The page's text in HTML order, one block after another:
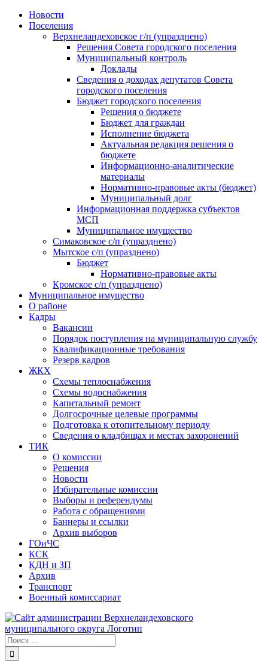
Skip
Новости
Поселения
Верхнеландеховское г/п (упразднено)
Решения Совета городского поселения
Муниципальный контроль
Доклады
Сведения о доходах депутатов Совета
городского поселения
Бюджет городского поселения
Решения о бюджете
Бюджет для граждан
Исполнение бюджета
Актуальная редакция решения о
бюджете
Информационно-аналитические
материалы
Нормативно-правовые акты (бюджет)
Муниципальный долг
Информационная поддержка субъектов
МСП
Муниципальное имущество
Симаковское с/п (упразднено)
Мытское с/п (упразднено)
Бюджет
Нормативно-правовые акты
Кромское с/п (упразднено)
Муниципальное имущество
О районе
Кадры
Вакансии
Порядок поступления на муниципальную службу
Квалификационные требования
Резерв кадров
ЖКХ
Схемы теплоснабжения
Схемы водоснабжения
Капитальный ремонт
Долгосрочные целевые программы
Подготовка к отопительному периоду
Сведения о кладбищах и местах захоронений
ТИК
О комиссии
Решения
Новости
Избирательные комиссии
Выборы и референдумы
Работа с обращениями
Баннеры и ссылки
Архив выборов
ГОиЧС
КСК
КДН и ЗП
Архив
Транспорт
Военный комиссариат
Результат
поиска: